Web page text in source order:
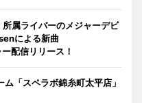
属ライバーのメジャーデビ
による新曲
配信リリース！
「スペラボ錦糸町太平店」